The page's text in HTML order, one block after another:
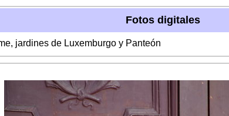
Fotos digitales
jardines de Luxemburgo y Panteón